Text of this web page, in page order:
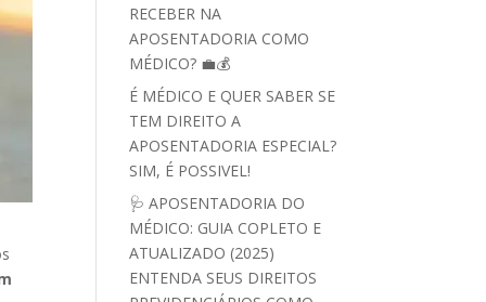
RECEBER NA
APOSENTADORIA COMO
MÉDICO? 💼💰
É MÉDICO E QUER SABER SE
TEM DIREITO A
APOSENTADORIA ESPECIAL?
SIM, É POSSIVEL!
🩺 APOSENTADORIA DO
MÉDICO: GUIA COPLETO E
ATUALIZADO (2025)
ENTENDA SEUS DIREITOS